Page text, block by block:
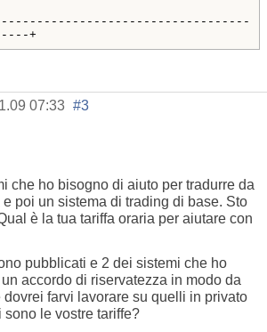
+
07:33 #3
che ho bisogno di aiuto per tradurre da
poi un sistema di trading di base. Sto
è la tua tariffa oraria per aiutare con
pubblicati e 2 dei sistemi che ho
accordo di riservatezza in modo da
farvi lavorare su quelli in privato
sono le vostre tariffe?